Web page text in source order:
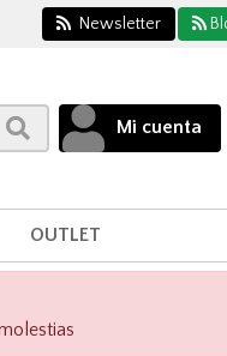
Newsletter
Mi cuenta
OUTLET